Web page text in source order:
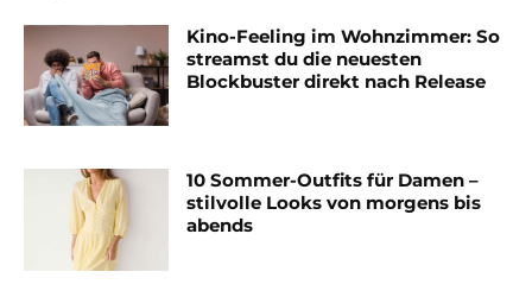
Kino-Feeling im Wohnzimmer: So
streamst du die neuesten
Blockbuster direkt nach Release
10 Sommer-Outfits für Damen –
stilvolle Looks von morgens bis
abends